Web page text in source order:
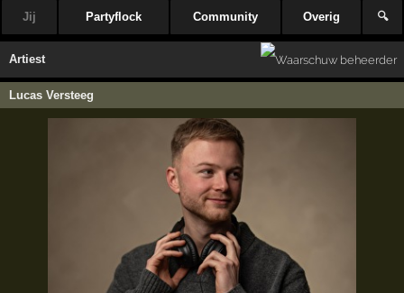
Jij Partyflock Community Overig 🔍
Artiest
Lucas Versteeg